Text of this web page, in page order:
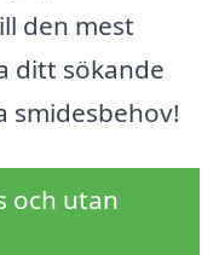
den mest
ditt sökande
smidesbehov!
och utan